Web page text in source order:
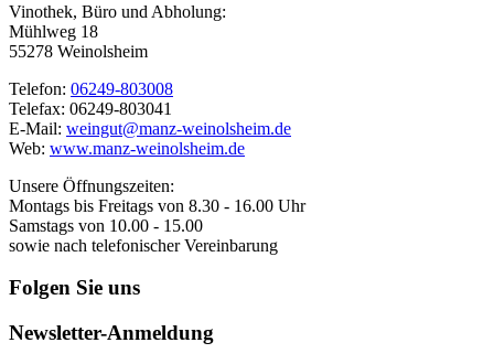
Vinothek, Büro und Abholung:
Mühlweg 18
55278 Weinolsheim
Telefon: 06249-803008
Telefax: 06249-803041
E-Mail: weingut@manz-weinolsheim.de
Web: www.manz-weinolsheim.de
Unsere Öffnungszeiten:
Montags bis Freitags von 8.30 - 16.00 Uhr
Samstags von 10.00 - 15.00
sowie nach telefonischer Vereinbarung
Folgen Sie uns
Newsletter-Anmeldung